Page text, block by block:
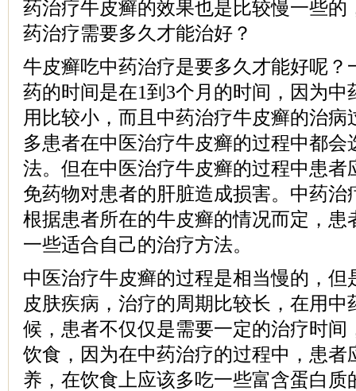
药治疗牛皮癣的效果也是比较慢一些的
药治疗需要多久才能治好？
牛皮癣吃中药治疗是要多久才能好呢？
药的时间是在1到3个月的时间，因为中
用比较小，而且中药治疗牛皮癣的治病
多患者在中医治疗牛皮癣的过程中都会
法。但在中医治疗牛皮癣的过程中患者
免药物对患者的肝脏造成损害。中药治
根据患者所在的牛皮癣的情况而定，患
一些适合自己的治疗方法。
中医治疗牛皮癣的过程是相当慢的，但
皮肤疾病，治疗的周期比较长，在用中
候，患者不仅仅是需要一定的治疗时间
饮食，因为在中药治疗的过程中，患者
养，在饮食上应该多吃一些富含蛋白质